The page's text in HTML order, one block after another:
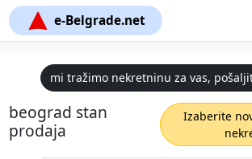
e-Belgrade.net
mi tražimo nekretninu za vas,
beograd stan
prodaja
Izaberite